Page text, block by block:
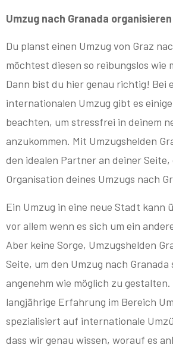
Umzug nach Granada
Du planst einen Umzug von Graz
möchtest diesen so reibungslos wie
Dann bist du hier genau richtig! Bei
internationalen Umzug gibt es
beachten, um stressfrei in deinem
anzukommen. Mit Umzugshelden
den idealen Partner an deiner
Organisation deines Umzugs nach
Ein Umzug in eine neue Stadt kann
vor allem wenn es sich um ein
Aber keine Sorge, Umzugshelden
Seite, um den Umzug nach Granada
angenehm wie möglich zu
langjährige Erfahrung im Bereich
spezialisiert auf internationale
dass wir genau wissen, worauf es